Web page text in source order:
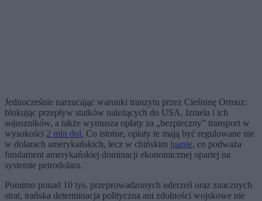
Jednocześnie narzucając warunki tranzytu przez Cieśninę Ormuz:
blokując przepływ statków należących do USA, Izraela i ich
sojuszników, a także wymusza opłaty za „bezpieczny” transport w
wysokości 2 mln dol. Co istotne, opłaty te mają być regulowane nie
w dolarach amerykańskich, lecz w chińskim juanie, co podważa
fundament amerykańskiej dominacji ekonomicznej opartej na
systemie petrodolara.
Pomimo ponad 10 tys. przeprowadzonych uderzeń oraz znacznych
strat, irańska determinacja polityczna ani zdolności wojskowe nie